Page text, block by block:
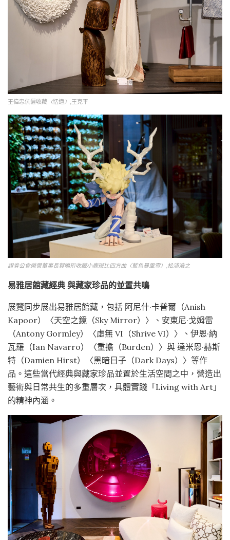
王偉忠伉儷收藏 〈恬適〉 ,王克平
證劵公會榮譽董事長賀鳴珩收藏小鹿斑比四方曲〈藍色暴風雪〉,松浦浩之
易雅居館藏經典 與藏家珍品的並置共鳴
展覽同步展出易雅居館藏，包括 阿尼什·卡普爾（Anish
Kapoor）〈天空之鏡（Sky Mirror）〉、安東尼·戈姆雷
（Antony Gormley）〈虛無 VI（Shrive VI）〉、伊恩·納
瓦羅（Ian Navarro）〈重擔（Burden）〉與 達米恩·赫斯
特（Damien Hirst）〈黑暗日子（Dark Days）〉等作
品。這些當代經典與藏家珍品並置於生活空間之中，營造出
藝術與日常共生的多重層次，具體實踐「Living with Art」
的精神內涵。